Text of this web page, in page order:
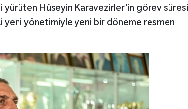
yürüten Hüseyin Karavezirler'in görev süresi
yeni yönetimiyle yeni bir döneme resmen